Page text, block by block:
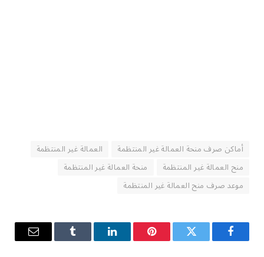
أماكن صرف منحة العمالة غير المنتظمة
العمالة غير المنتظمة
منح العمالة غير المنتظمة
منحة العمالة غير المنتظمة
موعد صرف منح العمالة غير المنتظمة
فيسبوك تويتر بينتيريستلينكدإن Tumblr
البريد